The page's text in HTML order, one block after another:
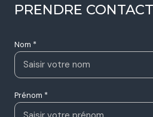
PRENDRE CONTACT
Nom *
Prénom *